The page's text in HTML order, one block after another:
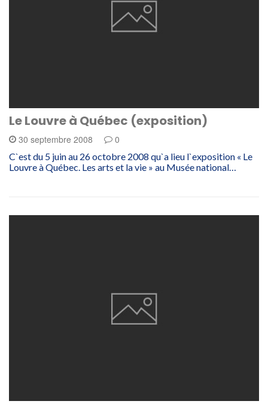
Le Louvre à Québec (exposition)
30 septembre 2008 0
C`est du 5 juin au 26 octobre 2008 qu`a lieu l`exposition « Le
Louvre à Québec. Les arts et la vie » au Musée national…